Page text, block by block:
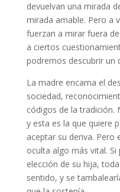
devuelvan una mirada
mirada amable. Pero a
fuerzan a mirar fuera
a ciertos
podremos descubrir un
La madre encarna el
sociedad,
códigos de la tradición.
y esta es la que quiere
aceptar su deriva. Pero
oculta algo más vital.
elección de su hija,
sentido, y se